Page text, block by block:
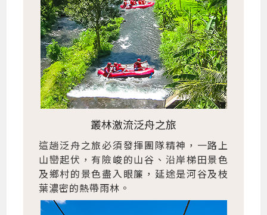
叢林激流泛舟之旅
這趟泛舟之旅必須發揮團隊精神，一路上
山巒起伏，有險峻的山谷、沿岸梯田景色
及鄉村的景色盡入眼簾，延途是河谷及枝
葉濃密的熱帶雨林。